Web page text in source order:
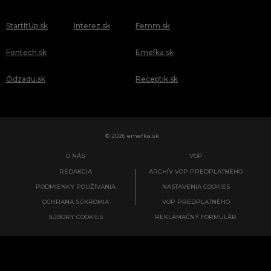
StartItUp.sk
Fontech.sk
Odzadu.sk
Interez.sk Femm.sk
Emefka.sk
Receptik.sk
© 2026 emefka.sk
O NÁS
REDAKCIA
PODMIENKY POUŽÍVANIA
OCHRANA SÚKROMIA
SÚBORY COOKIES
VOP
ARCHÍV VOP PREDPLATNÉHO
NASTAVENIA COOKIES
VOP PREDPLATNÉHO
REKLAMAČNÝ FORMULÁR